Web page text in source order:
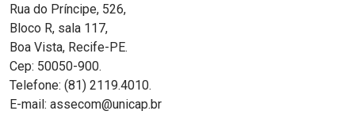
Rua do Príncipe, 526,
Bloco R, sala 117,
Boa Vista, Recife-PE.
Cep: 50050-900.
Telefone: (81) 2119.4010.
E-mail: assecom@unicap.br